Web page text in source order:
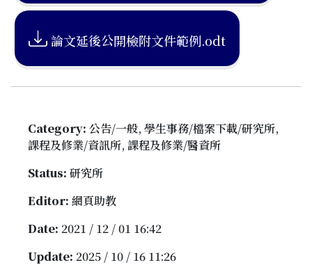
論文延後公開檢附文件範例.odt
Category: 公告/一般, 學生事務/檔案下載/研究所,
課程及修業/資訊所, 課程及修業/醫資所
Status: 研究所
Editor: 網頁助教
Date: 2021 / 12 / 01 16:42
Update: 2025 / 10 / 16 11:26